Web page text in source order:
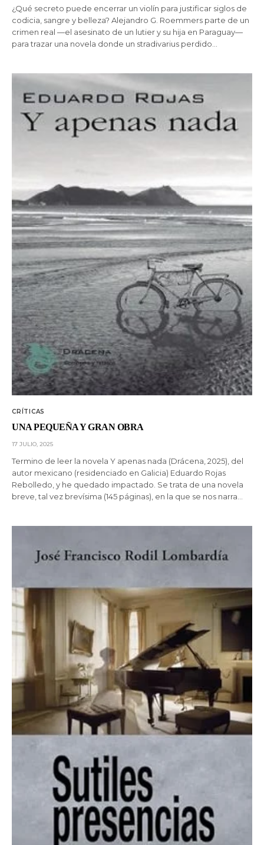
¿Qué secreto puede encerrar un violín para justificar siglos de
codicia, sangre y belleza? Alejandro G. Roemmers parte de un
crimen real —el asesinato de un lutier y su hija en Paraguay—
para trazar una novela donde un stradivarius perdido…
CRÍTICAS
UNA PEQUEÑA Y GRAN OBRA
17 JULIO, 2025
Termino de leer la novela Y apenas nada (Drácena, 2025), del
autor mexicano (residenciado en Galicia) Eduardo Rojas
Rebolledo, y he quedado impactado. Se trata de una novela
breve, tal vez brevísima (145 páginas), en la que se nos narra…